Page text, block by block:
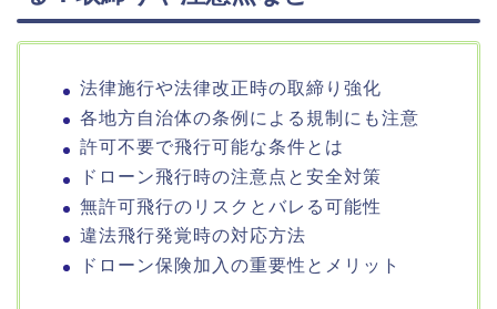
法律施行や法律改正時の取締り強化
各地方自治体の条例による規制にも注意
許可不要で飛行可能な条件とは
ドローン飛行時の注意点と安全対策
無許可飛行のリスクとバレる可能性
違法飛行発覚時の対応方法
ドローン保険加入の重要性とメリット